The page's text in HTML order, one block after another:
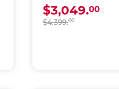
Continua
$3,049.00
$4,399.00